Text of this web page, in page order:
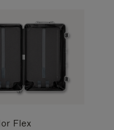
Flex